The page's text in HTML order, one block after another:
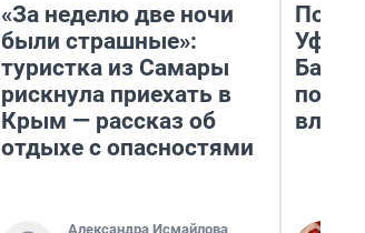
«За неделю две ночи
были страшные»:
туристка из Самары
рискнула приехать в
Крым — рассказ об
отдыхе с опасностями
Александра Исмайлова
Уфы: